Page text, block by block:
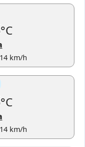
°C
km/h
°C
km/h